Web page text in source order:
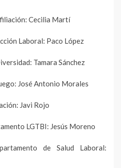
Cecilia Martí
Laboral: Paco López
Tamara Sánchez
José Antonio Morales
Javi Rojo
LGTBI: Jesús Moreno
de Salud Laboral: